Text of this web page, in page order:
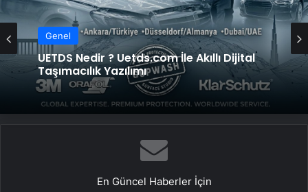
Genel
UETDS Nedir ? Uetds.com İle Akıllı Dijital
Taşımacılık Yazılımı
En Güncel Haberler İçin